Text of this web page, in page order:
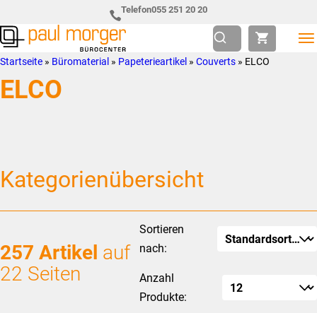
Hauptnavigation
springen
to
main
content
Telefon055 251 20 20
Paul
Morger
AG
so
individuell
wie
Startseite » Büromaterial » Papeterieartikel » Couverts » ELCO
ELCO
Kategorienübersicht
257 Artikel auf
22 Seiten
Sortieren
nach:
Anzahl
Produkte: